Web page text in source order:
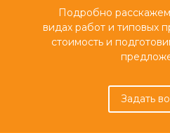
Подробно расскажем
видах работ и типовых
стоимость и
Задать